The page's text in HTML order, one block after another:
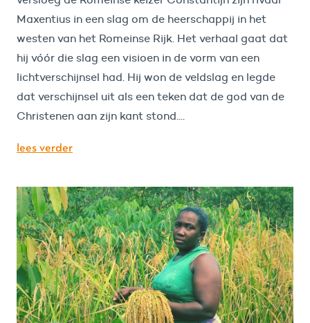
Maxentius in een slag om de heerschappij in het
westen van het Romeinse Rijk. Het verhaal gaat dat
hij vóór die slag een visioen in de vorm van een
lichtverschijnsel had. Hij won de veldslag en legde
dat verschijnsel uit als een teken dat de god van de
Christenen aan zijn kant stond....
lees verder